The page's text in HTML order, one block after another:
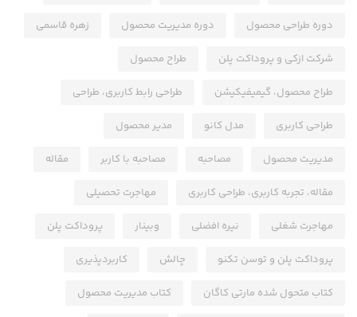
دوره طراحی محصول دوره مدیریت محصول زهره قاسمی
شرکت ازکی و پروداکت پلن طراح محصول
طراح محصول، گیمیفیکیشن طراحی رابط کاربری، طراحی
طراحی کاربری مدل کانو مدیر محصول
مدیریت محصول مصاحبه مصاحبه با کاربر مقاله
مقاله، تجربه کاربری، طراحی کاربری مهاجرت تحصیلی
مهاجرت شغلی نیره افضلی وبینار پروداکت پلن
پروداکت پلن و توسن تکنو چالش کاربردپذیری
کتاب متحول شده مارتی کاگان کتاب مدیریت محصول